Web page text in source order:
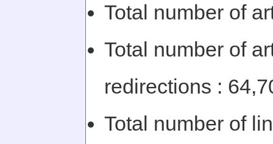
Total number of
Total number of
redirections :
Total number of